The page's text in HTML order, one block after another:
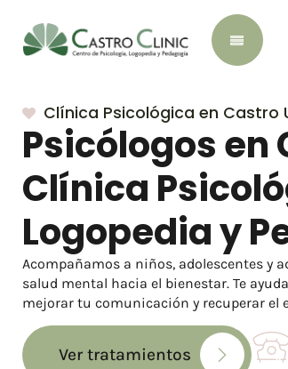
Clínica Psicológica en Castro
Psicólogos en
Clínica
Logopedia y
Acompañamos a niños, adolescentes y
salud mental hacia el bienestar. Te
mejorar tu comunicación y recuperar el
Ver tratamientos